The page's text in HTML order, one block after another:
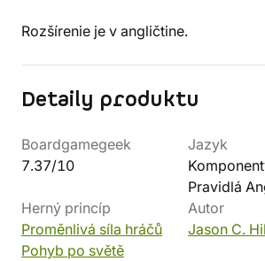
Rozšírenie je v angličtine.
Detaily produktu
Boardgamegeek
7.37/10
Jazyk
Pravidlá
Herný princíp
Proměnlivá síla hráčů
Pohyb po světě
Autor
Jason C.